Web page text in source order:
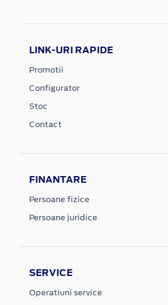
LINK-URI RAPIDE
Promotii
Configurator
Stoc
Contact
FINANTARE
Persoane fizice
Persoane juridice
SERVICE
Operatiuni service